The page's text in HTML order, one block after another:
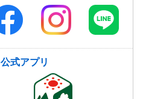
式アプリ